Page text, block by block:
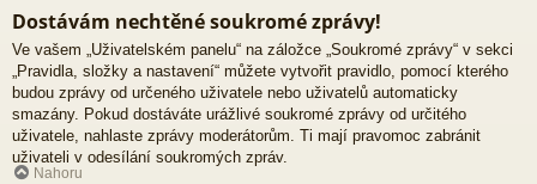
Dostávám nechtěné soukromé zprávy!
Ve vašem „Uživatelském panelu“ na záložce „Soukromé zprávy“ v sekci
„Pravidla, složky a nastavení“ můžete vytvořit pravidlo, pomocí kterého
budou zprávy od určeného uživatele nebo uživatelů automaticky
smazány. Pokud dostáváte urážlivé soukromé zprávy od určitého
uživatele, nahlaste zprávy moderátorům. Ti mají pravomoc zabránit
uživateli v odesílání soukromých zpráv.
Nahoru